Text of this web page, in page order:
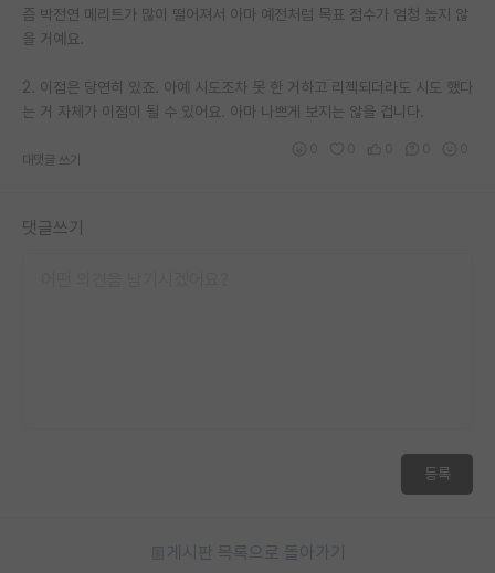
즘 박전연 메리트가 많이 떨어져서 아마 예전처럼 목표 점수가 엄청 높지 않
을 거예요.
2. 이점은 당연히 있죠. 아예 시도조차 못 한 거하고 리젝되더라도 시도 했다
는 거 자체가 이점이 될 수 있어요. 아마 나쁘게 보지는 않을 겁니다.
대댓글 쓰기
댓글쓰기
등록
게시판 목록으로 돌아가기